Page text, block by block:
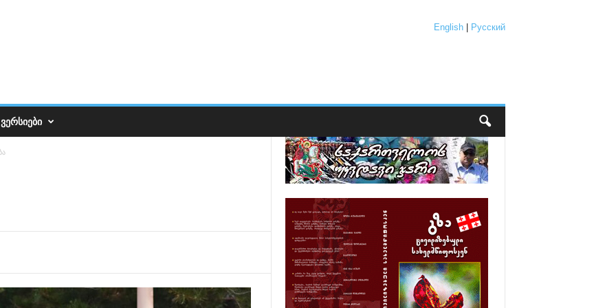
English| Русский